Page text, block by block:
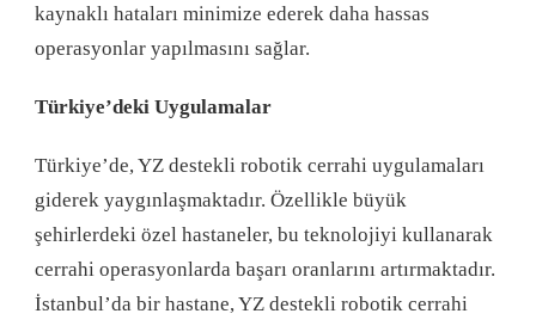
kaynaklı hataları minimize ederek daha hassas
operasyonlar yapılmasını sağlar.
Türkiye’deki Uygulamalar
Türkiye’de, YZ destekli robotik cerrahi uygulamaları
giderek yaygınlaşmaktadır. Özellikle büyük
şehirlerdeki özel hastaneler, bu teknolojiyi kullanarak
cerrahi operasyonlarda başarı oranlarını artırmaktadır.
İstanbul’da bir hastane, YZ destekli robotik cerrahi